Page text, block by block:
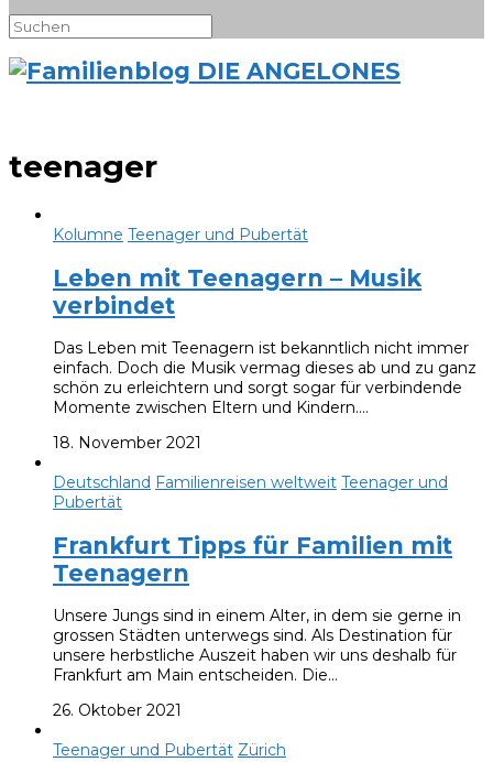
teenager
Kolumne Teenager und Pubertät
Leben mit Teenagern – Musik
verbindet
Das Leben mit Teenagern ist bekanntlich nicht immer
einfach. Doch die Musik vermag dieses ab und zu ganz
schön zu erleichtern und sorgt sogar für verbindende
Momente zwischen Eltern und Kindern.…
18. November 2021
Deutschland Familienreisen weltweit Teenager und
Pubertät
Frankfurt Tipps für Familien mit
Teenagern
Unsere Jungs sind in einem Alter, in dem sie gerne in
grossen Städten unterwegs sind. Als Destination für
unsere herbstliche Auszeit haben wir uns deshalb für
Frankfurt am Main entscheiden. Die…
26. Oktober 2021
Teenager und Pubertät Zürich